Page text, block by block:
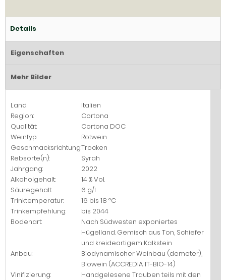
Details
Eigenschaften
Mehr Bilder
Land:
Italien
Region:
Cortona
Qualität:
Cortona DOC
Weintyp:
Rotwein
Geschmacksrichtung:Trocken
Rebsorte(n):
Syrah
Jahrgang:
2022
Alkoholgehalt:
14 % Vol.
Säuregehalt:
6 g/l
Trinktemperatur:
16 bis 18 ºC
Trinkempfehlung:
bis 2044
Bodenart:
Nach Südwesten exponiertes
Hügelland. Gemisch aus Ton, Schiefer
und kreideartigem Kalkstein
Anbau:
Biodynamischer Weinbau (demeter),
Biowein (ACCREDIA: IT-BIO-14)
Vinifizierung:
Handgelesene Trauben teils mit den